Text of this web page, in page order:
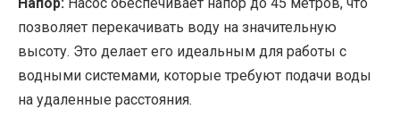
позволяет перекачивать воду на значительную
высоту. Это делает его идеальным для работы с
водными системами, которые требуют подачи воды
на удаленные расстояния.